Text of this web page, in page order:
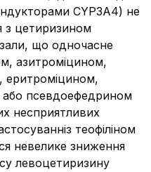
CYP3A4) не
з цетиризином
що одночасне
азитроміцином,
еритроміцином,
або псевдоефедрином
несприятливих
теофіліном
невелике зниження
левоцетиризину